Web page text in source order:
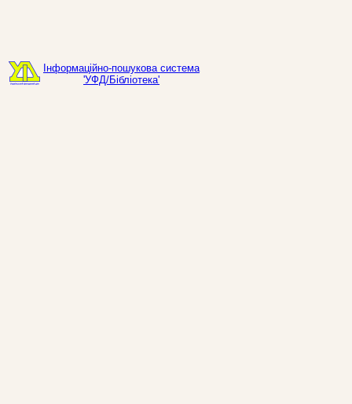
Інформаційно-пошукова система
'УФД/Бібліотека'